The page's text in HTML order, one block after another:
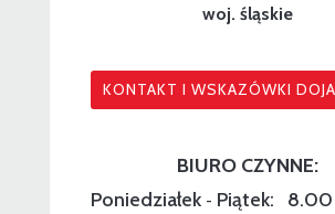
woj. śląskie
KONTAKT I WSKAZÓWKI
BIURO CZYNNE:
Poniedziałek - Piątek: 8.00